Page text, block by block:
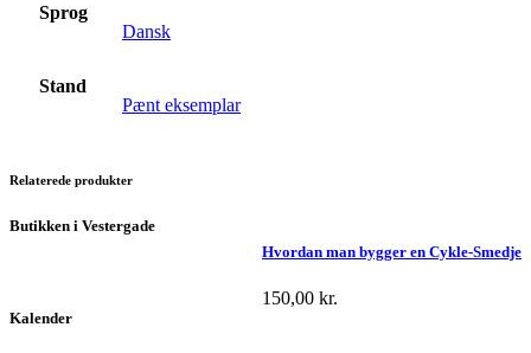
Sprog
Dansk
Stand
Pænt eksemplar
Relaterede produkter
Hvordan man bygger en Cykle-Smedje
150,00 kr.
Butikken i Vestergade
Kalender